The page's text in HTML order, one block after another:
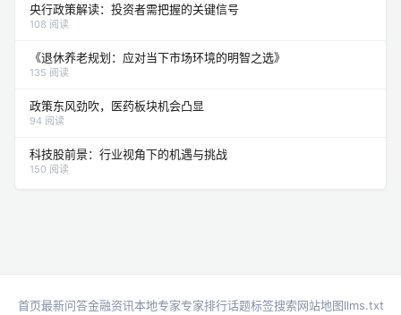
央行政策解读：投资者需把握的关键信号
108 阅读
《退休养老规划：应对当下市场环境的明智之选》
135 阅读
政策东风劲吹，医药板块机会凸显
94 阅读
科技股前景：行业视角下的机遇与挑战
150 阅读
首页最新问答金融资讯本地专家专家排行话题标签搜索网站地图llms.txt